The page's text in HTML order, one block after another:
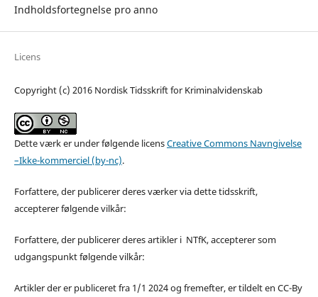
Indholdsfortegnelse pro anno
Licens
Copyright (c) 2016 Nordisk Tidsskrift for Kriminalvidenskab
Dette værk er under følgende licensCreative Commons Navngivelse
–Ikke-kommerciel (by-nc).
Forfattere, der publicerer deres værker via dette tidsskrift,
accepterer følgende vilkår:
Forfattere, der publicerer deres artikler i NTfK, accepterer som
udgangspunkt følgende vilkår:
Artikler der er publiceret fra 1/1 2024 og fremefter, er tildelt en CC-By